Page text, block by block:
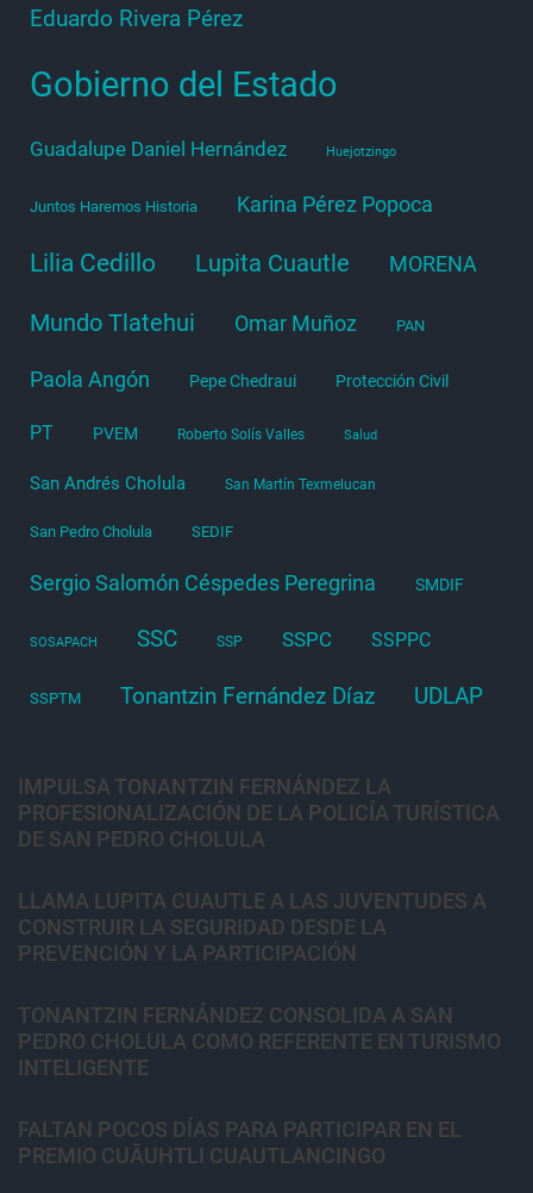
Eduardo Rivera Pérez
Gobierno del Estado
Guadalupe Daniel Hernández Huejotzingo
Juntos Haremos Historia Karina Pérez Popoca
Lilia Cedillo Lupita Cuautle MORENA
Mundo Tlatehui Omar Muñoz PAN
Paola Angón Pepe Chedraui Protección Civil
PT PVEM Roberto Solís Valles Salud
San Andrés Cholula San Martín Texmelucan
San Pedro Cholula SEDIF
Sergio Salomón Céspedes Peregrina SMDIF
SOSAPACH SSC SSP SSPC SSPPC
SSPTM Tonantzin Fernández Díaz UDLAP
IMPULSA TONANTZIN FERNÁNDEZ LA
PROFESIONALIZACIÓN DE LA POLICÍA TURÍSTICA
DE SAN PEDRO CHOLULA
LLAMA LUPITA CUAUTLE A LAS JUVENTUDES A
CONSTRUIR LA SEGURIDAD DESDE LA
PREVENCIÓN Y LA PARTICIPACIÓN
TONANTZIN FERNÁNDEZ CONSOLIDA A SAN
PEDRO CHOLULA COMO REFERENTE EN TURISMO
INTELIGENTE
FALTAN POCOS DÍAS PARA PARTICIPAR EN EL
PREMIO CUĀUHTLI CUAUTLANCINGO